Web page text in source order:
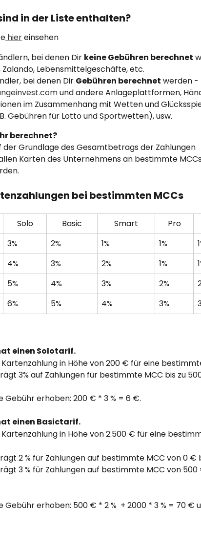
in der Liste enthalten?
hier einsehen
bei denen Dir keine Gebühren berechnet
Zalando, Lebensmittelgeschäfte, etc.
bei denen Dir Gebühren berechnet werden -
und andere Anlageplattformen,
im Zusammenhang mit Wetten und
Gebühren für Lotto und Sportwetten), usw.
berechnet?
der Grundlage des Gesamtbetrags der Zahlungen
Karten des Unternehmens an bestimmte
bei bestimmten MCCs
Solo Basic Smart Pro
3% 2% 1% 1%
4% 3% 2% 1%
5% 4% 3% 2%
6% 5% 4% 3%
einen Solotarif.
in Höhe von 200 € für eine
3% auf Zahlungen für bestimmte MCC bis zu
Gebühr erhoben: 200 € * 3 % = 6 €.
einen Basictarif.
in Höhe von 2.500 € für eine
2 % für Zahlungen auf bestimmte MCC von 0 €
3 % für Zahlungen auf bestimmte MCC von 500
Gebühr erhoben: 500 € * 2 %  + 2000 * 3 % = 70 €